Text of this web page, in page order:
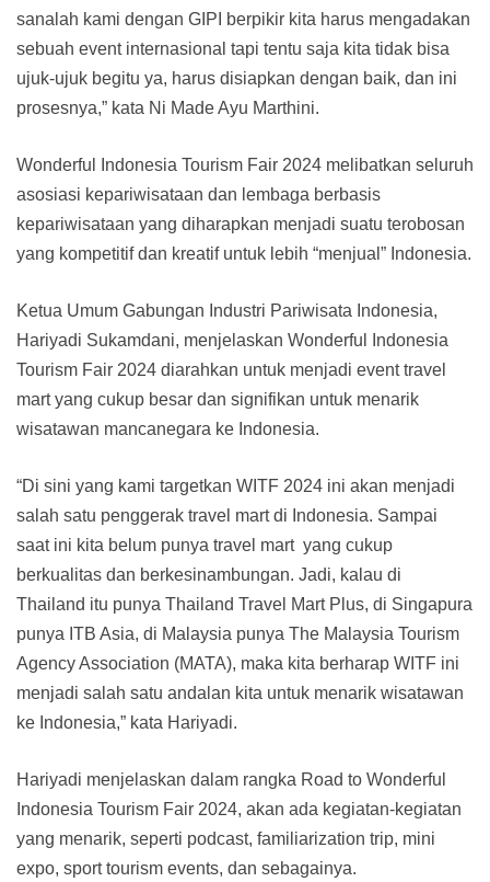
sanalah kami dengan GIPI berpikir kita harus mengadakan
sebuah event internasional tapi tentu saja kita tidak bisa
ujuk-ujuk begitu ya, harus disiapkan dengan baik, dan ini
prosesnya,” kata Ni Made Ayu Marthini.
Wonderful Indonesia Tourism Fair 2024 melibatkan seluruh
asosiasi kepariwisataan dan lembaga berbasis
kepariwisataan yang diharapkan menjadi suatu terobosan
yang kompetitif dan kreatif untuk lebih “menjual” Indonesia.
Ketua Umum Gabungan Industri Pariwisata Indonesia,
Hariyadi Sukamdani, menjelaskan Wonderful Indonesia
Tourism Fair 2024 diarahkan untuk menjadi event travel
mart yang cukup besar dan signifikan untuk menarik
wisatawan mancanegara ke Indonesia.
“Di sini yang kami targetkan WITF 2024 ini akan menjadi
salah satu penggerak travel mart di Indonesia. Sampai
saat ini kita belum punya travel mart yang cukup
berkualitas dan berkesinambungan. Jadi, kalau di
Thailand itu punya Thailand Travel Mart Plus, di Singapura
punya ITB Asia, di Malaysia punya The Malaysia Tourism
Agency Association (MATA), maka kita berharap WITF ini
menjadi salah satu andalan kita untuk menarik wisatawan
ke Indonesia,” kata Hariyadi.
Hariyadi menjelaskan dalam rangka Road to Wonderful
Indonesia Tourism Fair 2024, akan ada kegiatan-kegiatan
yang menarik, seperti podcast, familiarization trip, mini
expo, sport tourism events, dan sebagainya.